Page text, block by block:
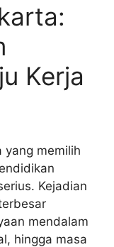
Kerja
yang memilih
Kejadian
mendalam
hingga masa